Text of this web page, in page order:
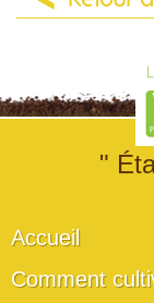
"
Accueil
Comment